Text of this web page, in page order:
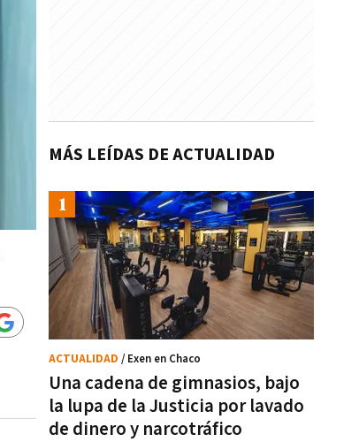
MÁS LEÍDAS DE ACTUALIDAD
Una cadena de gimnasios, bajo
la lupa de la Justicia por lavado
de dinero y narcotráfico
ACTUALIDAD / Exen en Chaco